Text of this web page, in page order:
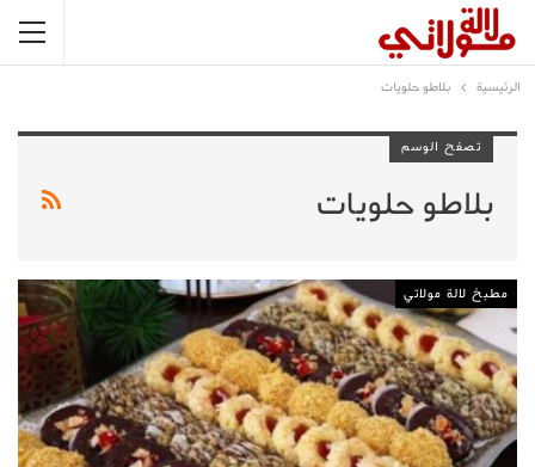
الرئيسية بلاطو حلويات
تصفح الوسم
بلاطو حلويات
مطبخ لالة مولاتي